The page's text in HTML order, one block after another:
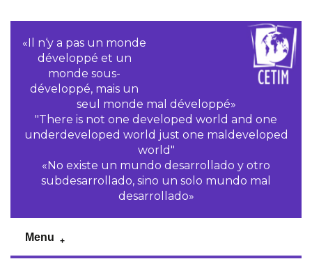
«Il n‘y a pas un monde
développé et un
monde sous-
développé, mais un
seul monde mal développé»
"There is not one developed world and one
underdeveloped world just one maldeveloped
world"
«No existe un mundo desarrollado y otro
subdesarrollado, sino un solo mundo mal
desarrollado»
Menu